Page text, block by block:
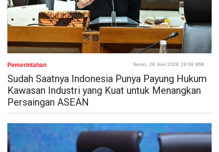
Pemerintahan Senin, 29 Juni 2026 19:09 WIB
Sudah Saatnya Indonesia Punya Payung Hukum
Kawasan Industri yang Kuat untuk Menangkan
Persaingan ASEAN